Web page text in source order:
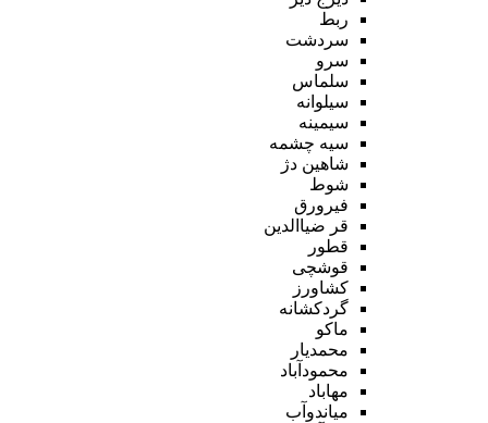
ربط
سردشت
سرو
سلماس
سیلوانه
سیمینه
سیه چشمه
شاهین دژ
شوط
فیرورق
قر ضیاالدین
قطور
قوشچی
کشاورز
گردکشانه
ماکو
محمدیار
محمودآباد
مهاباد
میاندوآب